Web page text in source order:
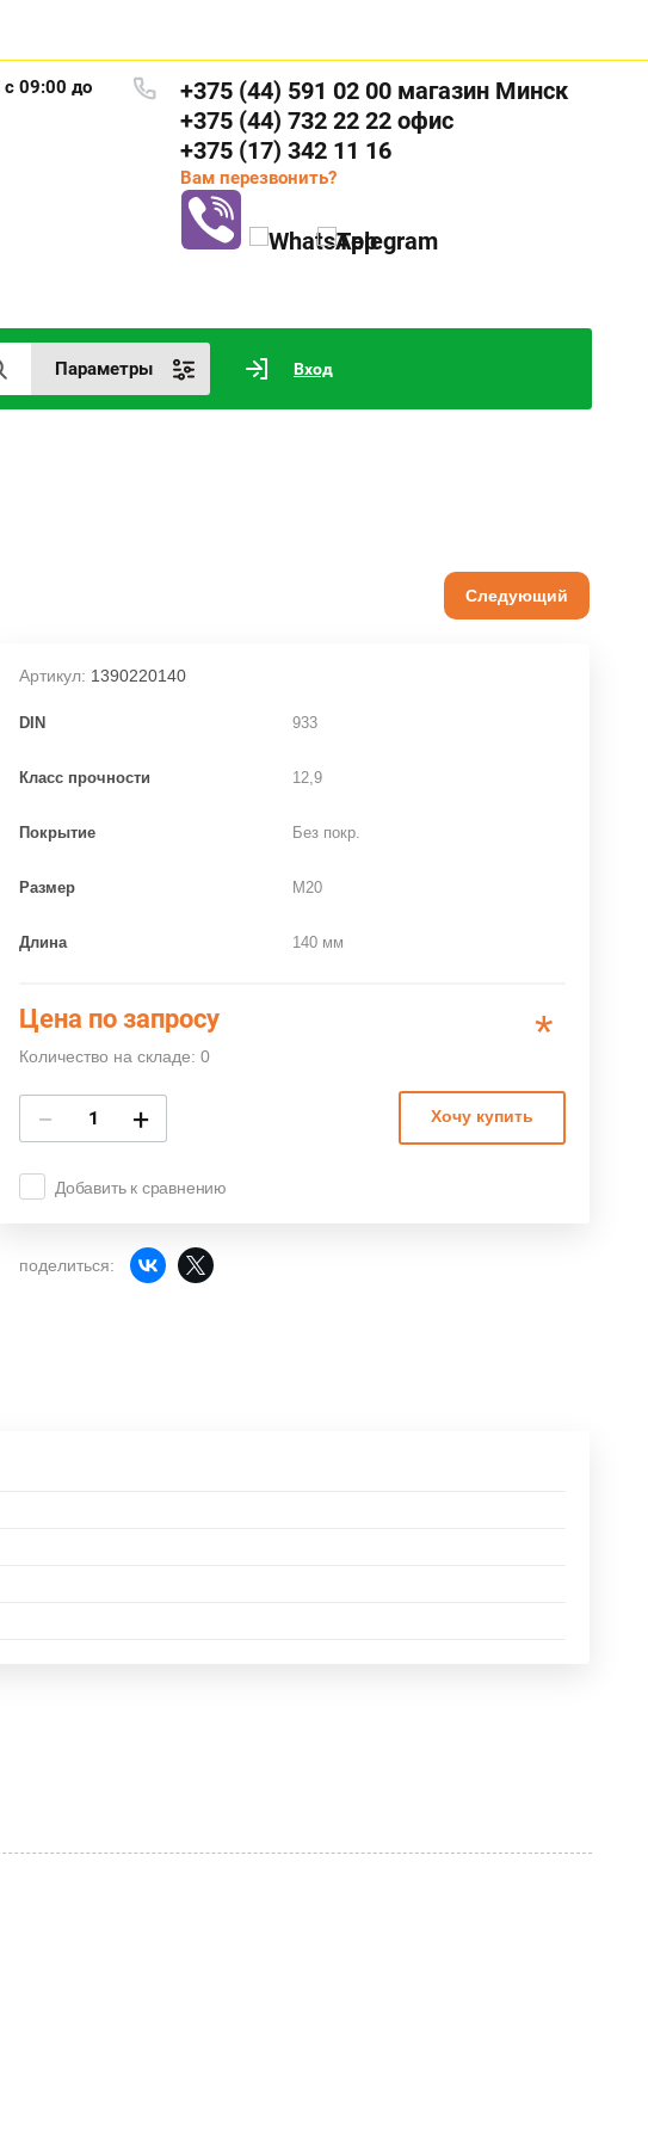
09:00 до
+375 (44) 591 02 00 магазин Минск
+375 (44) 732 22 22 офис
+375 (17) 342 11 16
Вам перезвонить?
Параметры Вход
Следующий
Артикул: 1390220140
DIN 933
Класс прочности 12,9
Покрытие Без покр.
Размер M20
Длина 140 мм
Цена по запросу
Количество на складе: 0 *
− + Хочу купить
Добавить к сравнению
поделиться: